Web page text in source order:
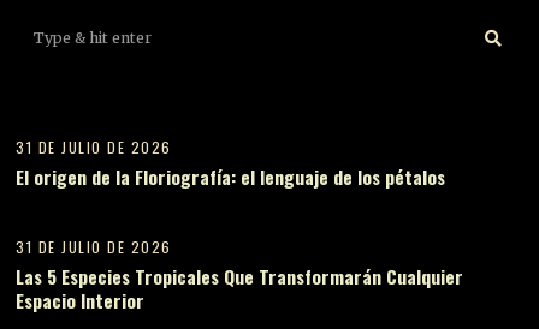
31 DE JULIO DE 2026
El origen de la Floriografía: el lenguaje de los pétalos
31 DE JULIO DE 2026
Las 5 Especies Tropicales Que Transformarán Cualquier
Espacio Interior